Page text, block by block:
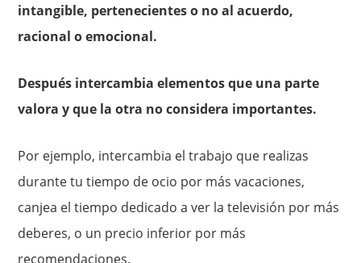
intangible, pertenecientes o no al acuerdo,
racional o emocional.
Después intercambia elementos que una parte
valora y que la otra no considera importantes.
Por ejemplo, intercambia el trabajo que realizas
durante tu tiempo de ocio por más vacaciones,
canjea el tiempo dedicado a ver la televisión por más
deberes, o un precio inferior por más
recomendaciones.